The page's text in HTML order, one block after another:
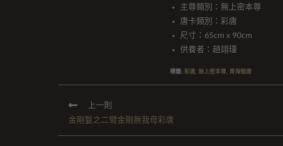
主尊類別：無上密本尊
唐卡類別：彩唐
尺寸：65cm x 90cm
供養者：趙翊瑾
標籤: 彩唐, 無上密本尊, 青海勉唐
上一則
金剛鬘之二臂金剛無我母彩唐